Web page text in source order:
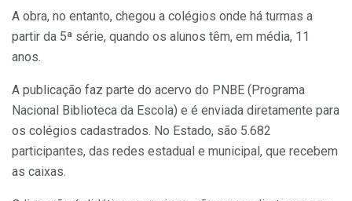
A obra, no entanto, chegou a colégios onde há turmas a
partir da 5ª série, quando os alunos têm, em média, 11
anos.
A publicação faz parte do acervo do PNBE (Programa
Nacional Biblioteca da Escola) e é enviada diretamente para
os colégios cadastrados. No Estado, são 5.682
participantes, das redes estadual e municipal, que recebem
as caixas.